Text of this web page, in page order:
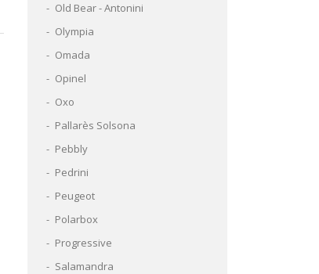
Old Bear - Antonini
Olympia
Omada
Opinel
Oxo
Pallarès Solsona
Pebbly
Pedrini
Peugeot
Polarbox
Progressive
Salamandra